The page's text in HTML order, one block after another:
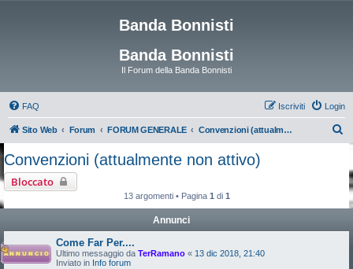
Banda Bonnisti
Banda Bonnisti
Il Forum della Banda Bonnisti
FAQ Login
Iscriviti
Sito Web Forum FORUM GENERALE Convenzioni (attualmente non attivo)
Convenzioni (attualmente non attivo)
Bloccato
13 argomenti • Pagina 1 di 1
Annunci
Come Far Per....
Ultimo messaggio da TerRamano « 13 dic 2018, 21:40
Inviato in Info forum